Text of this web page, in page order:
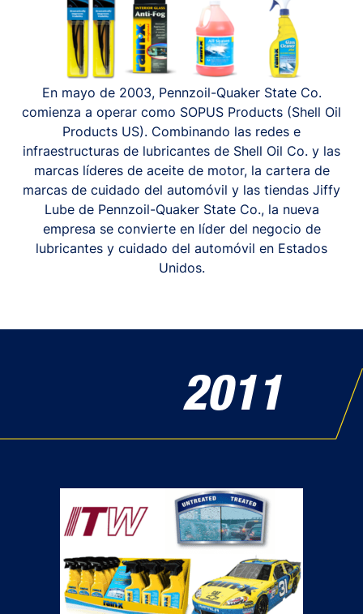
En mayo de 2003, Pennzoil-Quaker State Co.
comienza a operar como SOPUS Products (Shell Oil
Products US). Combinando las redes e
infraestructuras de lubricantes de Shell Oil Co. y las
marcas líderes de aceite de motor, la cartera de
marcas de cuidado del automóvil y las tiendas Jiffy
Lube de Pennzoil-Quaker State Co., la nueva
empresa se convierte en líder del negocio de
lubricantes y cuidado del automóvil en Estados
Unidos.
2011